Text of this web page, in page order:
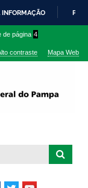
de página 4
contraste Mapa Web